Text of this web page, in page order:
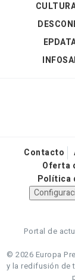
Contacto
Oferta
Política
Portal de
© 2026 Europa
y la redifusión de